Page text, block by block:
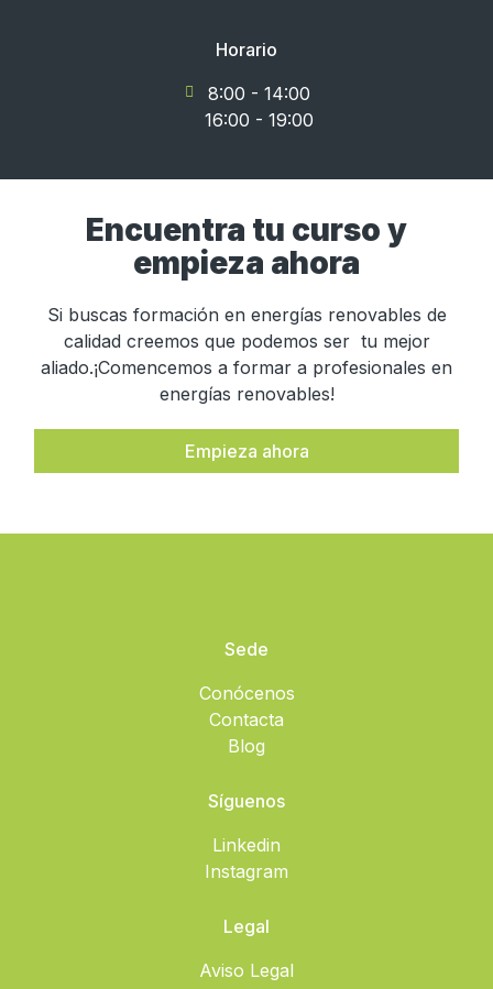
Horario
8:00 - 14:00
16:00 - 19:00
Encuentra tu curso y
empieza ahora
Si buscas formación en energías renovables de
calidad creemos que podemos ser tu mejor
aliado.¡Comencemos a formar a profesionales en
energías renovables!
Empieza ahora
Sede
Conócenos
Contacta
Blog
Síguenos
Linkedin
Instagram
Legal
Aviso Legal